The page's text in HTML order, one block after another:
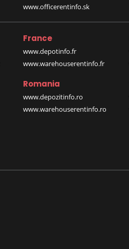
www.officerentinfo.sk
France
www.depotinfo.fr
www.warehouserentinfo.fr
Romania
www.depozitinfo.ro
www.warehouserentinfo.ro